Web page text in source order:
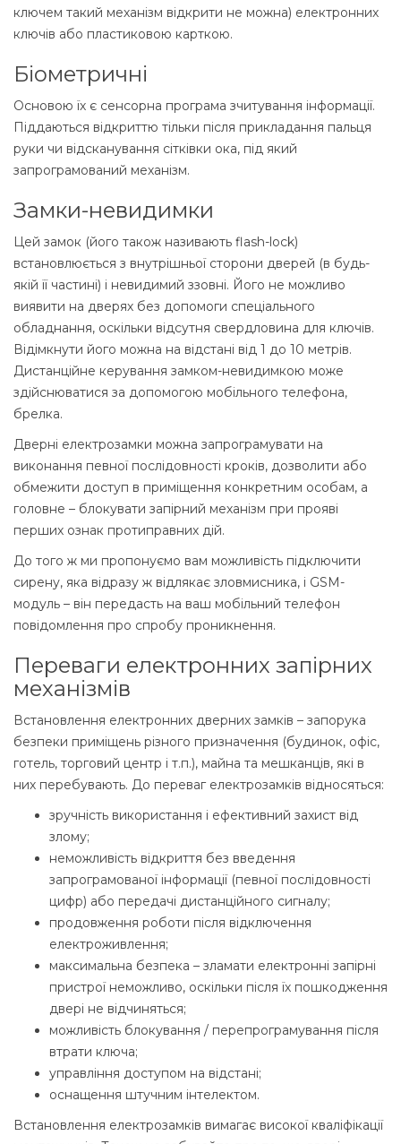
ключем такий механізм відкрити не можна) електронних
ключів або пластиковою карткою.
Біометричні
Основою їх є сенсорна програма зчитування інформації.
Піддаються відкриттю тільки після прикладання пальця
руки чи відсканування сітківки ока, під який
запрограмований механізм.
Замки-невидимки
Цей замок (його також називають flash-lock)
встановлюється з внутрішньої сторони дверей (в будь-
якій її частині) і невидимий ззовні. Його не можливо
виявити на дверях без допомоги спеціального
обладнання, оскільки відсутня свердловина для ключів.
Відімкнути його можна на відстані від 1 до 10 метрів.
Дистанційне керування замком-невидимкою може
здійснюватися за допомогою мобільного телефона,
брелка.
Дверні електрозамки можна запрограмувати на
виконання певної послідовності кроків, дозволити або
обмежити доступ в приміщення конкретним особам, а
головне – блокувати запірний механізм при прояві
перших ознак протиправних дій.
До того ж ми пропонуємо вам можливість підключити
сирену, яка відразу ж відлякає зловмисника, і GSM-
модуль – він передасть на ваш мобільний телефон
повідомлення про спробу проникнення.
Переваги електронних запірних
механізмів
Встановлення електронних дверних замків – запорука
безпеки приміщень різного призначення (будинок, офіс,
готель, торговий центр і т.п.), майна та мешканців, які в
них перебувають. До переваг електрозамків відносяться:
зручність використання і ефективний захист від
злому;
неможливість відкриття без введення
запрограмованої інформації (певної послідовності
цифр) або передачі дистанційного сигналу;
продовження роботи після відключення
електроживлення;
максимальна безпека – зламати електронні запірні
пристрої неможливо, оскільки після їх пошкодження
двері не відчиняться;
можливість блокування / перепрограмування після
втрати ключа;
управління доступом на відстані;
оснащення штучним інтелектом.
Встановлення електрозамків вимагає високої кваліфікації